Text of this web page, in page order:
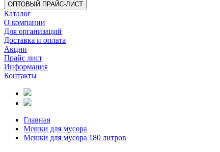
ОПТОВЫЙ ПРАЙС-ЛИСТ
Каталог
О компании
Для организаций
Доставка и оплата
Акции
Прайс лист
Информация
Контакты
Главная
Мешки для мусора
Мешки для мусора 180 литров